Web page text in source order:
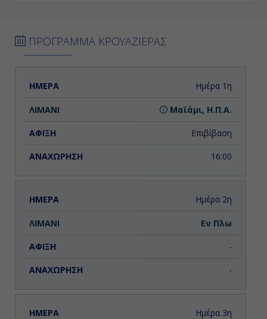
ΠΡΟΓΡΑΜΜΑ ΚΡΟΥΑΖΙΕΡΑΣ
ΗΜΕΡΑ ΑΝΑΧΩΡΗΣΗ
Ημέρα 1η
Μαϊάμι, Η.Π.Α.
Επιβίβαση
16:00
Ημέρα 2η
Εν Πλω
-
-
Ημέρα 3η